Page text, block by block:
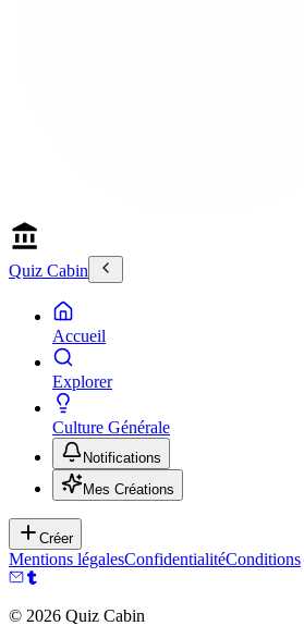
Quiz Cabin
Accueil
Explorer
Culture Générale
Notifications
Mes Créations
Créer
Mentions légalesConfidentialitéConditions
© 2026 Quiz Cabin